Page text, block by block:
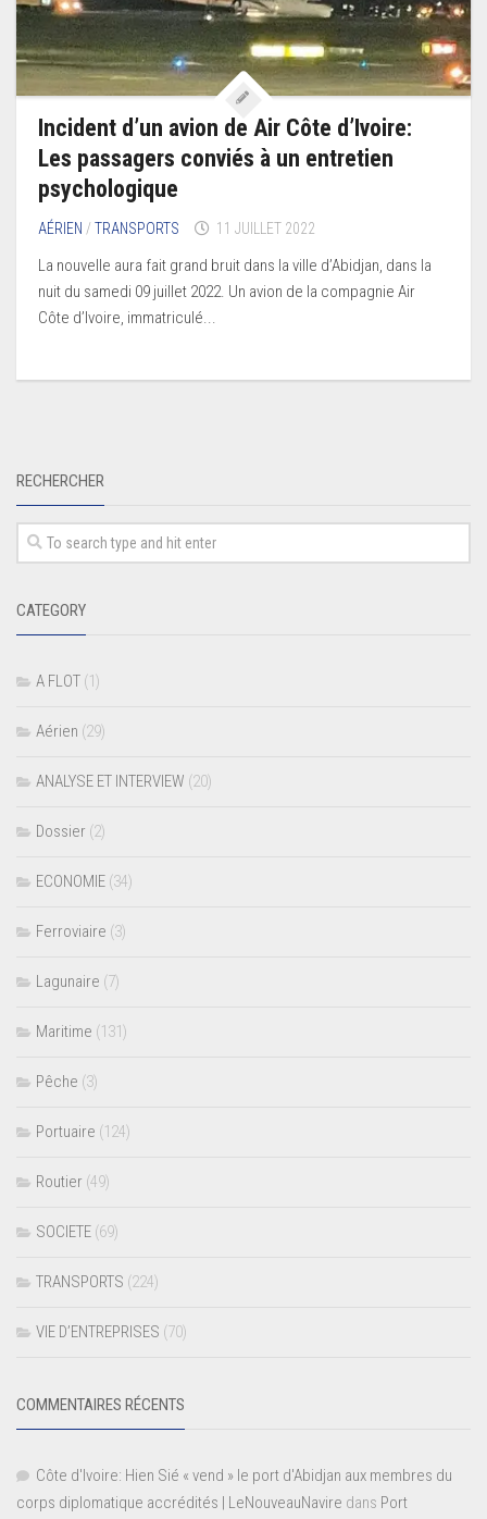
Incident d’un avion de Air Côte d’Ivoire:
Les passagers conviés à un entretien
psychologique
AÉRIEN /TRANSPORTS 11 JUILLET 2022
La nouvelle aura fait grand bruit dans la ville d’Abidjan, dans la
nuit du samedi 09 juillet 2022. Un avion de la compagnie Air
Côte d’Ivoire, immatriculé...
RECHERCHER
CATEGORY
A FLOT (1)
Aérien (29)
ANALYSE ET INTERVIEW (20)
Dossier (2)
ECONOMIE (34)
Ferroviaire (3)
Lagunaire (7)
Maritime (131)
Pêche (3)
Portuaire (124)
Routier (49)
SOCIETE (69)
TRANSPORTS (224)
VIE D’ENTREPRISES (70)
COMMENTAIRES RÉCENTS
Côte d'Ivoire: Hien Sié « vend » le port d'Abidjan aux membres du
corps diplomatique accrédités | LeNouveauNavire dans Port